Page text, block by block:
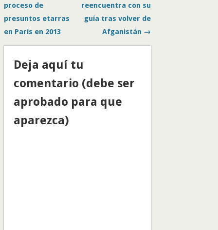
proceso de
presuntos etarras
en París en 2013
reencuentra con su
guía tras volver de
Afganistán →
Deja aquí tu
comentario (debe ser
aprobado para que
aparezca)